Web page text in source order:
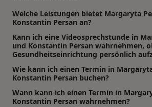
Welche Leistungen bietet Margaryta
Konstantin Persan an?
Kann ich eine Videosprechstunde in
und Konstantin Persan wahrnehmen,
Gesundheitseinrichtung persönlich
Wie kann ich einen Termin in
Konstantin Persan buchen?
Wann kann ich einen Termin in
Konstantin Persan wahrnehmen?